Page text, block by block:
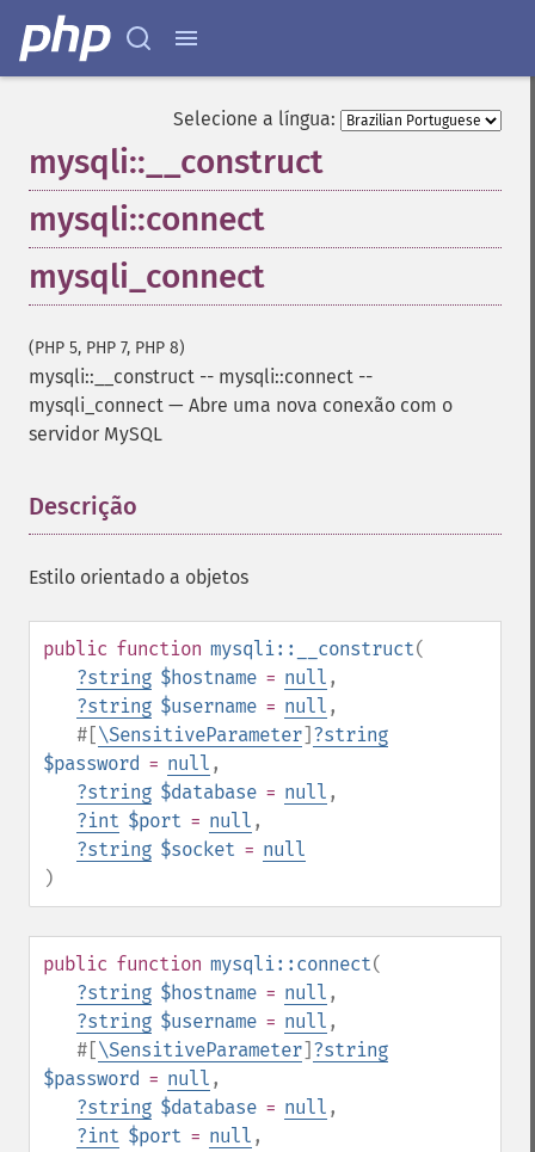
Selecione a língua:
mysqli::__construct
mysqli::connect
mysqli_connect
(PHP 5, PHP 7, PHP 8)
mysqli::__construct -- mysqli::connect --
mysqli_connect — Abre uma nova conexão com o
servidor MySQL
Descrição
Estilo orientado a objetos
public function mysqli::__construct(
?string $hostname = null ,
?string $username = null ,
#[\SensitiveParameter] ?string
$password = null ,
?string $database = null ,
?int $port = null ,
?string $socket = null
)
public function mysqli::connect(
?string $hostname = null ,
?string $username = null ,
#[\SensitiveParameter] ?string
$password = null ,
?string $database = null ,
?int $port = null ,